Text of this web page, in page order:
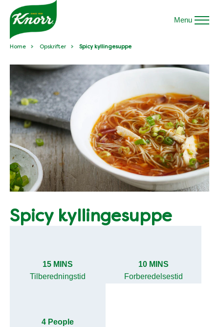
Menu
Home Opskrifter Spicy kyllingesuppe
Spicy kyllingesuppe
15 MINS
Tilberedningstid
10 MINS
Forberedelsestid
4 People